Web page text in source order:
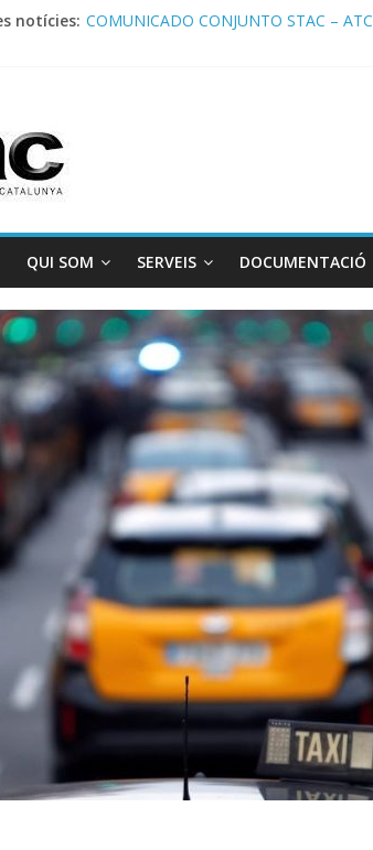
notícies: COMUNICADO CONJUNTO STAC – ATC
QUI SOM SERVEIS DOCUMENTACIÓ